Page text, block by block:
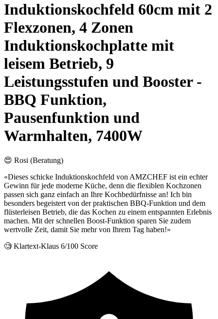
Induktionskochfeld 60cm mit 2
Flexzonen, 4 Zonen
Induktionskochplatte mit
leisem Betrieb, 9
Leistungsstufen und Booster -
BBQ Funktion,
Pausenfunktion und
Warmhalten, 7400W
😍 Rosi (Beratung)
«Dieses schicke Induktionskochfeld von AMZCHEF ist ein echter
Gewinn für jede moderne Küche, denn die flexiblen Kochzonen
passen sich ganz einfach an Ihre Kochbedürfnisse an! Ich bin
besonders begeistert von der praktischen BBQ-Funktion und dem
flüsterleisen Betrieb, die das Kochen zu einem entspannten Erlebnis
machen. Mit der schnellen Boost-Funktion sparen Sie zudem
wertvolle Zeit, damit Sie mehr von Ihrem Tag haben!»
🧐 Klartext-Klaus 6/100 Score